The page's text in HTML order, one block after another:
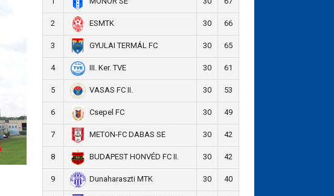
2 ESMTK 30 66
3 GYULAI TERMÁL FC 30 65
4 III. Ker. TVE 30 61
5 VASAS FC II. 30 53
6 Csepel FC 30 49
7 METON-FC DABAS SE 30 42
8 BUDAPEST HONVÉD FC II. 30 42
9 Dunaharaszti MTK 30 40